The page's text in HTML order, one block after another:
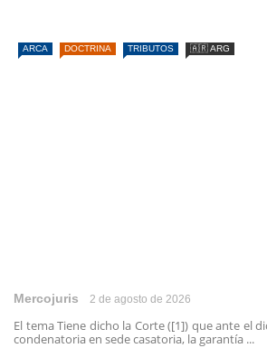
ARCA DOCTRINA TRIBUTOS 🇦🇷 ARG
Mercojuris 2 de agosto de 2026
El tema Tiene dicho la Corte ([1]) que ante el
condenatoria en sede casatoria, la garantía ...